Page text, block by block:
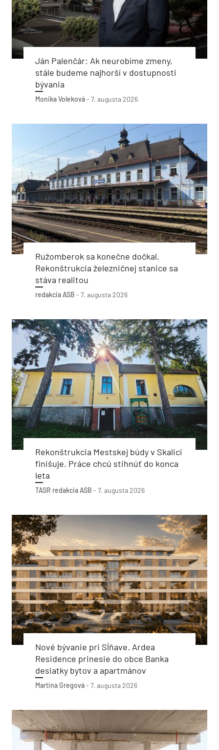
Ján Palenčár: Ak neurobíme zmeny,
stále budeme najhorší v dostupnosti
bývania
Monika Voleková- 7. augusta 2026
Ružomberok sa konečne dočkal.
Rekonštrukcia železničnej stanice sa
stáva realitou
redakcia ASB - 7. augusta 2026
Rekonštrukcia Mestskej búdy v Skalici
finišuje. Práce chcú stihnúť do konca
leta
TASR redakcia ASB - 7. augusta 2026
Nové bývanie pri Sĺňave. Ardea
Residence prinesie do obce Banka
desiatky bytov a apartmánov
Martina Gregová- 7. augusta 2026